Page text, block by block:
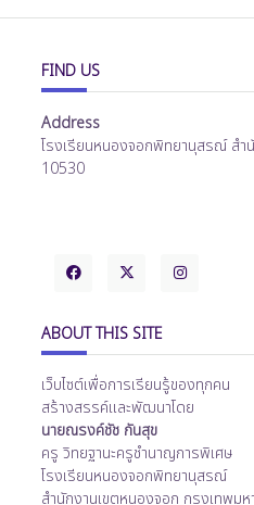
FIND US
Address
โรงเรียนหนองจอกพิทยานุสรณ์ สำ
10530
ABOUT THIS SITE
เว็บไซต์เพื่อการเรียนรู้ของทุกคน
สร้างสรรค์และพัฒนาโดย
นายณรงค์ชัช กันสุข
ครู วิทยฐานะครูชำนาญการพิเศษ
โรงเรียนหนองจอกพิทยานุสรณ์
สำนักงานเขตหนองจอก กรุงเทพมห